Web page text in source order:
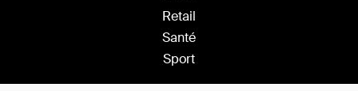
Retail
Santé
Sport